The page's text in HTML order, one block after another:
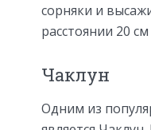
сорняки и
расстоянии 20
Чаклун
Одним из